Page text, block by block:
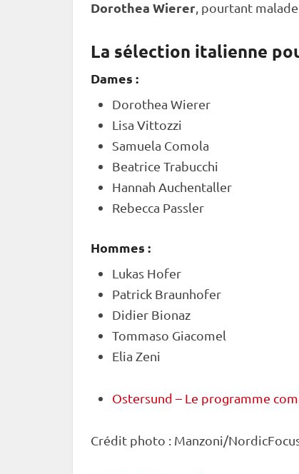
Dorothea Wierer , pourtant
La sélection italienne
Dames :
Dorothea Wierer
Lisa Vittozzi
Samuela Comola
Beatrice Trabucchi
Hannah Auchentaller
Rebecca Passler
Hommes :
Lukas Hofer
Patrick Braunhofer
Didier Bionaz
Tommaso Giacomel
Elia Zeni
Ostersund – Le programme
Crédit photo : Manzoni/